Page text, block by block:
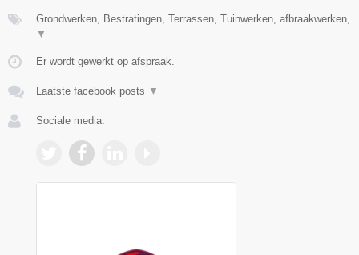
Grondwerken, Bestratingen, Terrassen, Tuinwerken, afbraakwerken,
▼
Er wordt gewerkt op afspraak.
Laatste facebook posts ▼
Sociale media: